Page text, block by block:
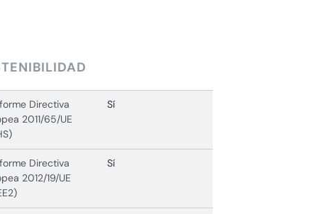
Directiva
2011/65/UE
Sí
Directiva
2012/19/UE
Sí